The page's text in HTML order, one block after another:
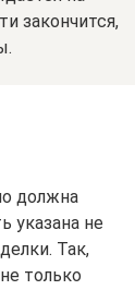
закончится,
должна
указана не
Так,
только